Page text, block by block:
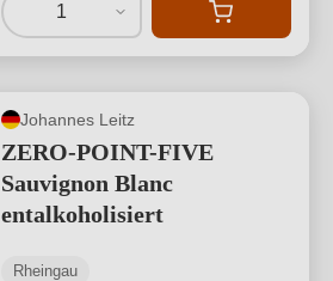
1
Johannes Leitz
ZERO-POINT-FIVE
Sauvignon Blanc
entalkoholisiert
Rheingau